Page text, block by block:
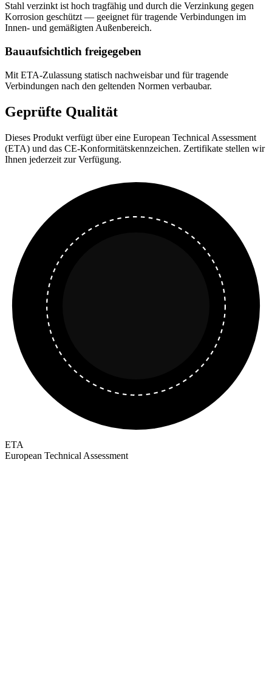
Stahl verzinkt ist hoch tragfähig und durch die Verzinkung gegen
Korrosion geschützt — geeignet für tragende Verbindungen im
Innen- und gemäßigten Außenbereich.
Bauaufsichtlich freigegeben
Mit ETA-Zulassung statisch nachweisbar und für tragende
Verbindungen nach den geltenden Normen verbaubar.
Geprüfte Qualität
Dieses Produkt verfügt über eine European Technical Assessment
(ETA) und das CE-Konformitätskennzeichen. Zertifikate stellen wir
Ihnen jederzeit zur Verfügung.
ETA
European Technical Assessment